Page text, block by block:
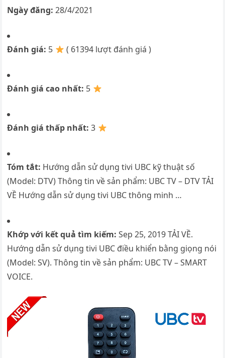
Ngày đăng:28/4/2021
Đánh giá: 5 ( 61394 lượt đánh giá )
Đánh giá cao nhất: 5
Đánh giá thấp nhất:3
Tóm tắt: Hướng dẫn sử dụng tivi UBC kỹ thuật số
(Model: DTV) Thông tin về sản phẩm: UBC TV – DTV TẢI
VỀ Hướng dẫn sử dụng tivi UBC thông minh …
Khớp với kết quả tìm kiếm:Sep 25, 2019 TẢI VỀ.
Hướng dẫn sử dụng tivi UBC điều khiển bằng giọng nói
(Model: SV). Thông tin về sản phẩm: UBC TV – SMART
VOICE.